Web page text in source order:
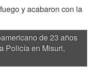
y acabaron con la
de 23 años
Policía en Misuri,